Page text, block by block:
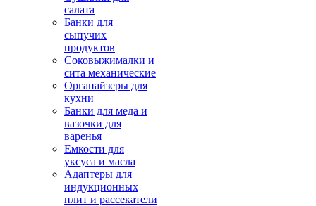
салата
Банки для
сыпучих
продуктов
Соковыжималки и
сита механические
Органайзеры для
кухни
Банки для меда и
вазочки для
варенья
Емкости для
уксуса и масла
Адаптеры для
индукционных
плит и рассекатели